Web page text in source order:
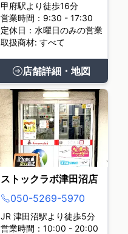
甲府駅より徒歩16分
営業時間：9:30 - 17:30
定休日：水曜日のみの営業
取扱商材: すべて
店舗詳細・地図
ストックラボ津田沼店
050-5269-5970
JR 津田沼駅より徒歩5分
営業時間：10:00 - 20:00